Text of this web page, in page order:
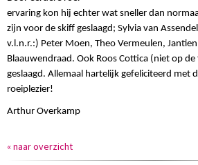
ervaring kon hij echter wat sneller dan
zijn voor de skiff geslaagd; Sylvia van
v.l.n.r.:) Peter Moen, Theo Vermeulen,
Blaauwendraad. Ook Roos Cottica (niet op
geslaagd. Allemaal hartelijk gefeliciteerd met
roeiplezier!
Arthur Overkamp
« naar overzicht